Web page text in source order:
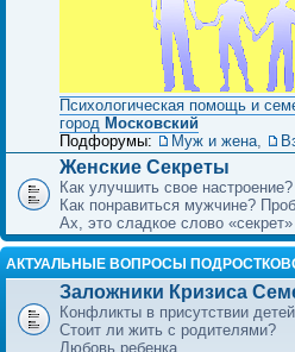
Психологическая помощь и
город Московский
Подфорумы:
Муж и жена,
Женские Секреты
Как улучшить свое настроение?
Как понравиться мужчине?
Ах, это сладкое слово
АКТУАЛЬНЫЕ ВОПРОСЫ
Заложники Кризиса
Конфликты в присутствии
Стоит ли жить с родителями?
Любовь ребенка